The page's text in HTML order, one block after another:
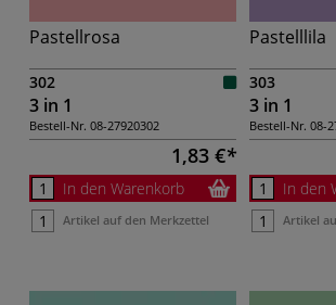
Pastellrosa
302
3 in 1
Bestell-Nr. 08-27920302
1,83 €
In den Warenkorb
Artikel auf den Merkzettel
Pastelllila
303
3 in 1
Bestell-Nr. 08-
In den
Artikel